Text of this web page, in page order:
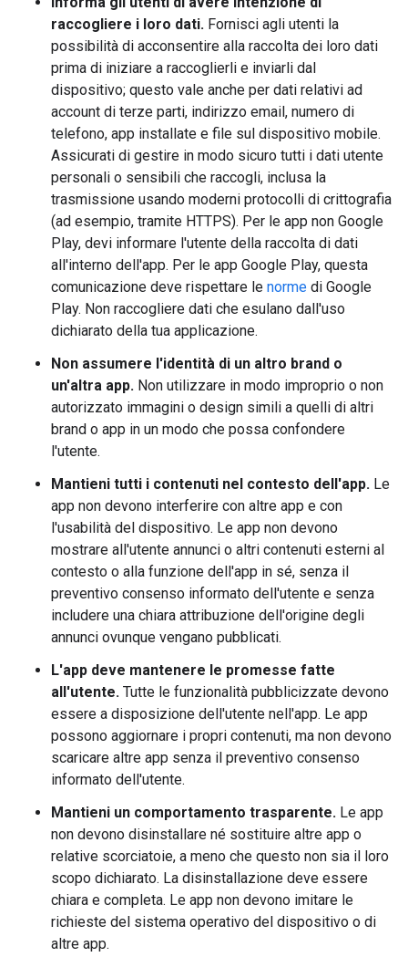
raccogliere i loro dati. Fornisci agli utenti la
possibilità di acconsentire alla raccolta dei loro dati
prima di iniziare a raccoglierli e inviarli dal
dispositivo; questo vale anche per dati relativi ad
account di terze parti, indirizzo email, numero di
telefono, app installate e file sul dispositivo mobile.
Assicurati di gestire in modo sicuro tutti i dati utente
personali o sensibili che raccogli, inclusa la
trasmissione usando moderni protocolli di crittografia
(ad esempio, tramite HTTPS). Per le app non Google
Play, devi informare l'utente della raccolta di dati
all'interno dell'app. Per le app Google Play, questa
comunicazione deve rispettare le norme di Google
Play. Non raccogliere dati che esulano dall'uso
dichiarato della tua applicazione.
Non assumere l'identità di un altro brand o
un'altra app. Non utilizzare in modo improprio o non
autorizzato immagini o design simili a quelli di altri
brand o app in un modo che possa confondere
l'utente.
Mantieni tutti i contenuti nel contesto dell'app. Le
app non devono interferire con altre app e con
l'usabilità del dispositivo. Le app non devono
mostrare all'utente annunci o altri contenuti esterni al
contesto o alla funzione dell'app in sé, senza il
preventivo consenso informato dell'utente e senza
includere una chiara attribuzione dell'origine degli
annunci ovunque vengano pubblicati.
L'app deve mantenere le promesse fatte
all'utente. Tutte le funzionalità pubblicizzate devono
essere a disposizione dell'utente nell'app. Le app
possono aggiornare i propri contenuti, ma non devono
scaricare altre app senza il preventivo consenso
informato dell'utente.
Mantieni un comportamento trasparente. Le app
non devono disinstallare né sostituire altre app o
relative scorciatoie, a meno che questo non sia il loro
scopo dichiarato. La disinstallazione deve essere
chiara e completa. Le app non devono imitare le
richieste del sistema operativo del dispositivo o di
altre app.